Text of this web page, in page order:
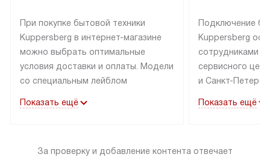
При покупке бытовой техники
Kuppersberg в интернет-магазине
можно выбрать оптимальные
условия доставки и оплаты. Модели
со специальным лейблом
в пределах МКАД до подъезда,
«в наличии» может быть отправлен
Показать ещё
Подключение
Kuppersberg
сотрудниками
сервисного
и Санкт-
подключается к
за пределы
Показать ещё
За проверку и добавление контента отвечает